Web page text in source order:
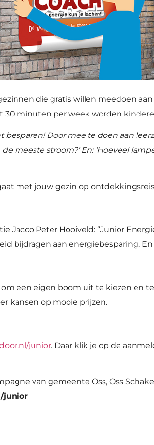
die gratis willen meedoen
30 minuten per week worden
besparen! Door mee te doen aan
de meeste stroom?’ En: ‘Hoeveel
met jouw gezin op
Jacco Peter Hooiveld: “Junior
bijdragen aan energiebesparing.
een eigen boom uit te kiezen en
kansen op mooie prijzen.
junior. Daar klik je op de
van gemeente Oss, Oss
junior